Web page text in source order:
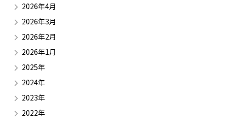
2026年4月
2026年3月
2026年2月
2026年1月
2025年
2024年
2023年
2022年